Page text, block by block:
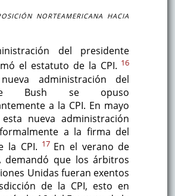
norteamericana hacia
del presidente
el estatuto de la CPI. 16
administración del
Bush se opuso
a la CPI. En mayo
nueva administración
a la firma del
la CPI. 17 En el verano de
demandó que los árbitros
Unidas fueran exentos
de la CPI, esto en